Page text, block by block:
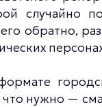
случайно
обратно,
нужно —